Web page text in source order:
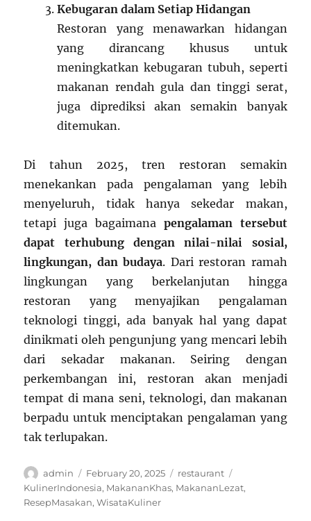
Kebugaran dalam Setiap Hidangan
Restoran yang menawarkan hidangan
yang dirancang khusus untuk
meningkatkan kebugaran tubuh, seperti
makanan rendah gula dan tinggi serat,
juga diprediksi akan semakin banyak
ditemukan.
Di tahun 2025, tren restoran semakin
menekankan pada pengalaman yang lebih
menyeluruh, tidak hanya sekedar makan,
tetapi juga bagaimana pengalaman tersebut
dapat terhubung dengan nilai-nilai sosial,
lingkungan, dan budaya. Dari restoran ramah
lingkungan yang berkelanjutan hingga
restoran yang menyajikan pengalaman
teknologi tinggi, ada banyak hal yang dapat
dinikmati oleh pengunjung yang mencari lebih
dari sekadar makanan. Seiring dengan
perkembangan ini, restoran akan menjadi
tempat di mana seni, teknologi, dan makanan
berpadu untuk menciptakan pengalaman yang
tak terlupakan.
Author
admin
Posted
on
February 20, 2025 Categories
restaurant
KulinerIndonesia, MakananKhas, MakananLezat,
ResepMasakan,WisataKuliner